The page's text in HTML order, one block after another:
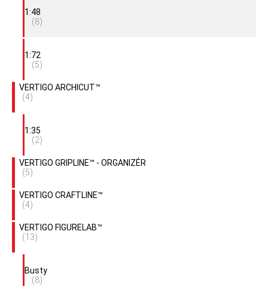
1:48
(8)
1:72
(5)
VERTIGO ARCHICUT™
(4)
1:35
(2)
VERTIGO GRIPLINE™ - ORGANIZÉR
(5)
VERTIGO CRAFTLINE™
(4)
VERTIGO FIGURELAB™
(13)
Busty
(8)